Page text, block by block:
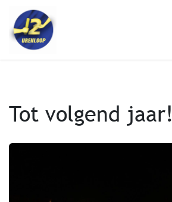
Overslaan naar inhoud
Tot volgend jaar!